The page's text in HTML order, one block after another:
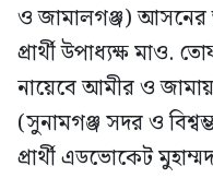
ও জামালগঞ্জ) আসনের
প্রার্থী উপাধ্যক্ষ মাও.
নায়েবে আমীর ও
(সুনামগঞ্জ সদর ও
প্রার্থী এডভোকেট